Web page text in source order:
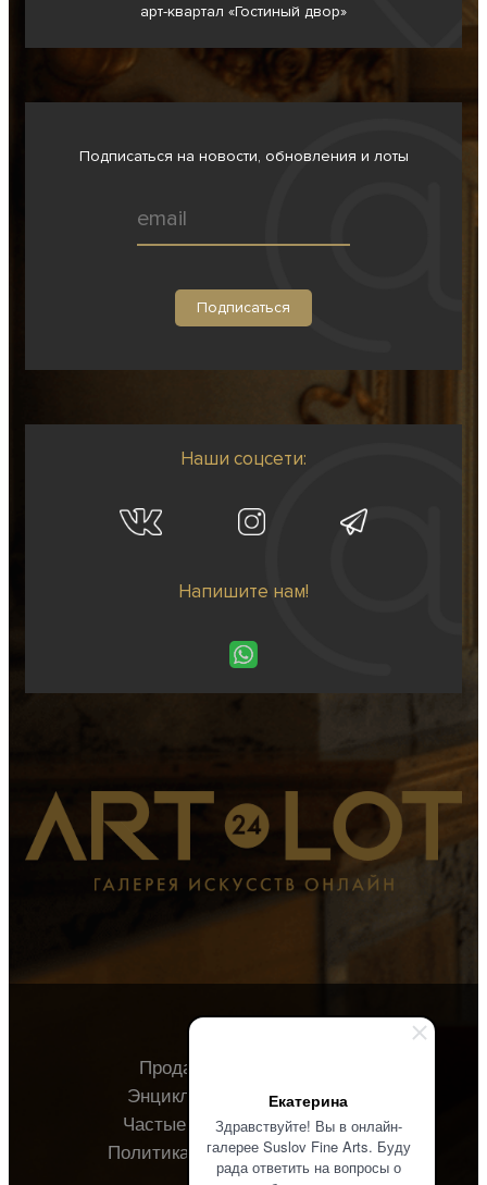
Екатерина
Здравствуйте! Вы в онлайн-
галерее Suslov Fine Arts. Буду
рада ответить на вопросы о
арт-квартал «Гостиный двор»
Подписаться на новости, обновления и лоты
Наши соцсети:
Напишите нам!
Продавцу
Энциклопедия
О галерее
Частые вопросы
Контакты
Политика конфиденциальности